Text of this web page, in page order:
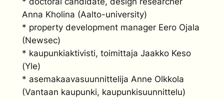
Anna Kholina (Aalto-university)
* property development manager Eero Ojala
(Newsec)
* kaupunkiaktivisti, toimittaja Jaakko Keso
(Yle)
* asemakaavasuunnittelija Anne Olkkola
(Vantaan kaupunki, kaupunkisuunnittelu)